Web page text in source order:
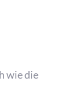
wie die